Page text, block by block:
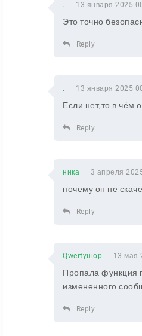
. 13 января 2025
Это точно
Reply
. 13 января 2025
Если нет,то в чём
Reply
ника 3 апреля
почему он не
Reply
Qwertyuiop 13 мая
Пропала функция
измененного
Reply